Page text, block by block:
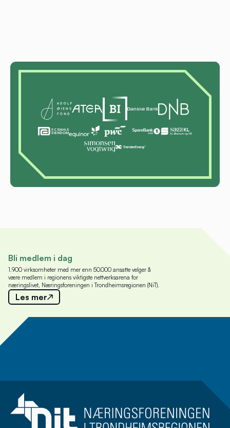
Bli medlem i dag
1.900 virksomheter med mer enn 50.000 ansatte velger å
være medlem i regionens viktigste nettverksarena for
næringslivet, Næringsforeningen i Trondheimsregionen (NiT).
Les mer